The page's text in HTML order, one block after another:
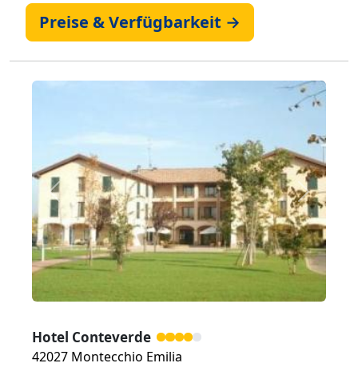
Preise & Verfügbarkeit →
Zurück Weiter
Hotel Conteverde
42027 Montecchio Emilia